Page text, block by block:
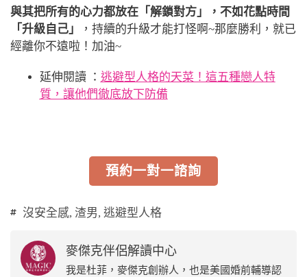
與其把所有的心力都放在「解鎖對方」，不如花點時間
「升級自己」
，持續的升級才能打怪啊~那麼勝利，就已
經離你不遠啦！加油~
延伸閱讀 ： 逃避型人格的天菜！這五種戀人特
質，讓他們徹底放下防備
預約一對一諮詢
沒安全感, 渣男, 逃避型人格
麥傑克伴侶解讀中心
我是杜菲，麥傑克創辦人，也是美國婚前輔導認